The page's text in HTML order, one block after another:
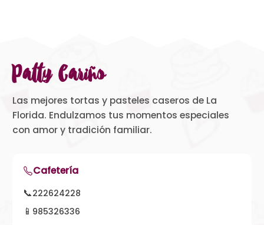
Patty Cariño
Las mejores tortas y pasteles caseros de La
Florida. Endulzamos tus momentos especiales
con amor y tradición familiar.
Cafetería
📞222624228
📱 985326336